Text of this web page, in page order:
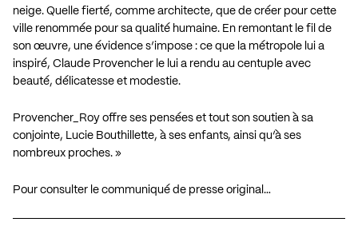
neige. Quelle fierté, comme architecte, que de créer pour cette
ville renommée pour sa qualité humaine. En remontant le fil de
son œuvre, une évidence s’impose : ce que la métropole lui a
inspiré, Claude Provencher le lui a rendu au centuple avec
beauté, délicatesse et modestie.
Provencher_Roy offre ses pensées et tout son soutien à sa
conjointe, Lucie Bouthillette, à ses enfants, ainsi qu’à ses
nombreux proches. »
Pour consulter le communiqué de presse original…